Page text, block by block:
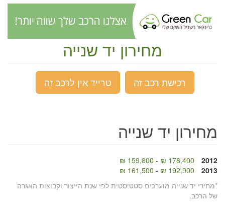
מחירון יד שנייה
רכישת רכב זה טרייד אין לרכב זה
מחירון יד שנייה
2012
178,400 ₪
-
159,800 ₪
2013
192,900 ₪
-
161,500 ₪
*מחירי יד שנייה מוערכים סטטיסטית לפי שנת הייצור וקבוצות האגרה
של הרכב.